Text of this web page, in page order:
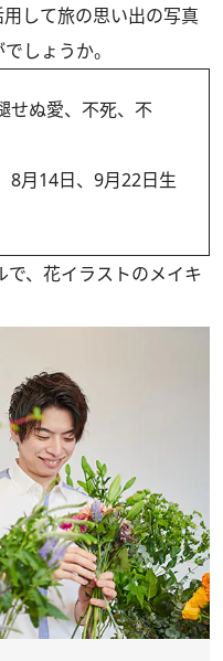
して旅の思い出の写真
しょうか。
せぬ愛、不死、不
8月14日、9月22日生
で、花イラストのメイキ